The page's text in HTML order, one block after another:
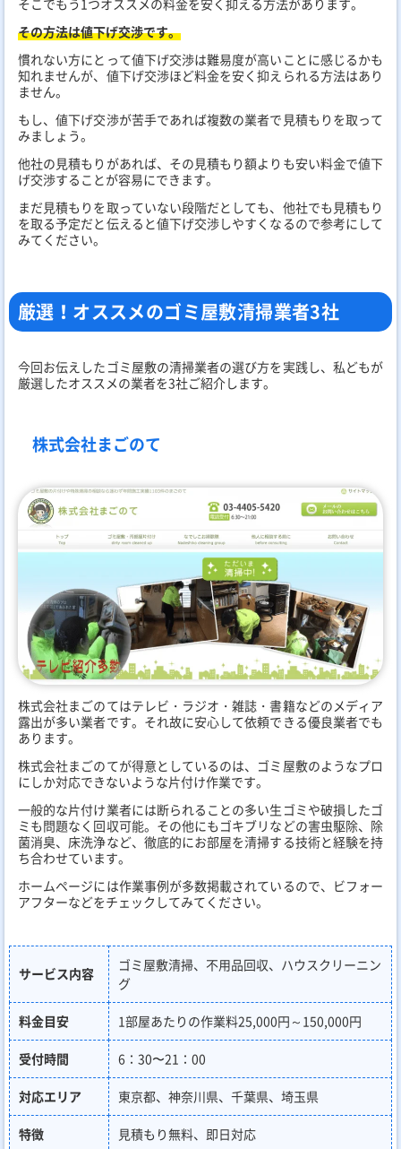
その方法は値下げ交渉です。
慣れない方にとって値下げ交渉は難易度が高いことに感じるかも
知れませんが、値下げ交渉ほど料金を安く抑えられる方法はあり
ません。
もし、値下げ交渉が苦手であれば複数の業者で見積もりを取って
みましょう。
他社の見積もりがあれば、その見積もり額よりも安い料金で値下
げ交渉することが容易にできます。
まだ見積もりを取っていない段階だとしても、他社でも見積もり
を取る予定だと伝えると値下げ交渉しやすくなるので参考にして
みてください。
厳選！オススメのゴミ屋敷清掃業者3社
今回お伝えしたゴミ屋敷の清掃業者の選び方を実践し、私どもが
厳選したオススメの業者を3社ご紹介します。
株式会社まごのて
株式会社まごのてはテレビ・ラジオ・雑誌・書籍などのメディア
露出が多い業者です。それ故に安心して依頼できる優良業者でも
あります。
株式会社まごのてが得意としているのは、ゴミ屋敷のようなプロ
にしか対応できないような片付け作業です。
一般的な片付け業者には断られることの多い生ゴミや破損したゴ
ミも問題なく回収可能。その他にもゴキブリなどの害虫駆除、除
菌消臭、床洗浄など、徹底的にお部屋を清掃する技術と経験を持
ち合わせています。
ホームページには作業事例が多数掲載されているので、ビフォー
アフターなどをチェックしてみてください。
サービス内容
ゴミ屋敷清掃、不用品回収、ハウスクリーニン
グ
料金目安 1部屋あたりの作業料25,000円～150,000円
受付時間 6：30〜21：00
対応エリア 東京都、神奈川県、千葉県、埼玉県
特徴 見積もり無料、即日対応